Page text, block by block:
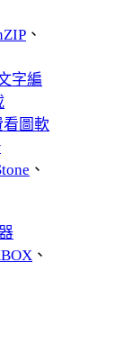
、
字編
圖軟
、
、